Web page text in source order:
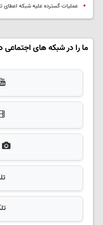
عملیات گسترده علیه شبکه اعطای
ما را در شبکه های اجتماعی